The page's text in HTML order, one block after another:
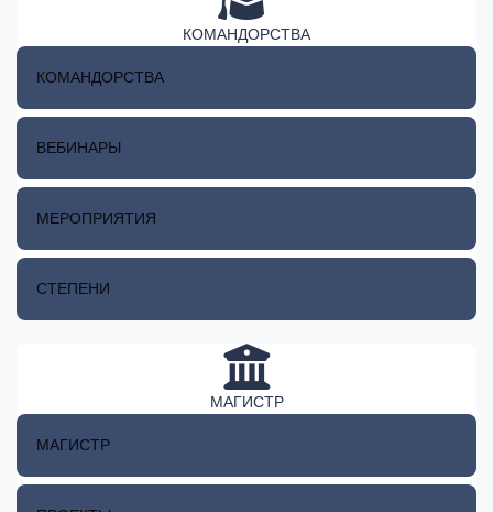
КОМАНДОРСТВА
КОМАНДОРСТВА
ВЕБИНАРЫ
МЕРОПРИЯТИЯ
СТЕПЕНИ
МАГИСТР
МАГИСТР